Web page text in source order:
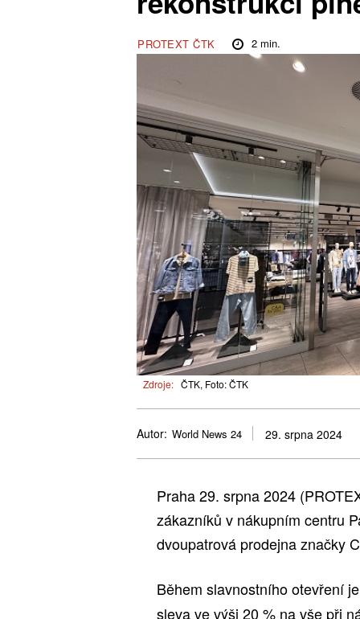
PROTEXT ČTK 2min.
Zdroje: ČTK, Foto: ČTK
Autor: World News 24 29. srpna 2024
Praha 29. srpna 2024
zákazníků v nákupním centru
dvoupatrová prodejna značky
Během slavnostního otevření
sleva ve výši 20 % na vše při